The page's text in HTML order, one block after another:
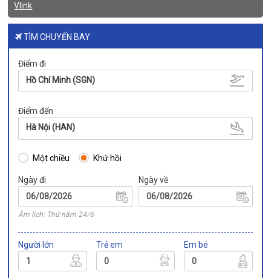
Vlink
TÌM CHUYẾN BAY
Điểm đi
Hồ Chí Minh (SGN)
Điểm đến
Hà Nội (HAN)
Một chiều Khứ hồi
Ngày đi
Âm lịch: Thứ năm 24/6
Ngày về
Người lớn Trẻ em Em bé